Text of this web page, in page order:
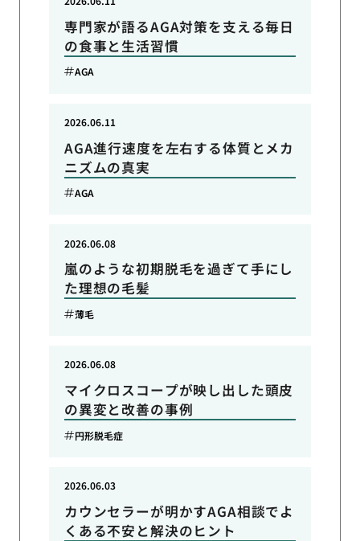
専門家が語るAGA対策を支える毎日
の食事と生活習慣
AGA
AGA進行速度を左右する体質とメカ
ニズムの真実
2026.06.11
AGA
嵐のような初期脱毛を過ぎて手にし
た理想の毛髪
2026.06.08
薄毛
マイクロスコープが映し出した頭皮
の異変と改善の事例
2026.06.08
円形脱毛症
カウンセラーが明かすAGA相談でよ
くある不安と解決のヒント
2026.06.03